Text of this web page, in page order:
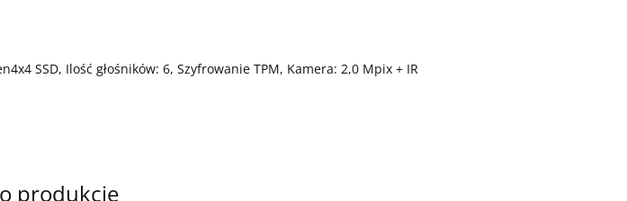
SSD, Ilość głośników: 6, Szyfrowanie TPM, Kamera: 2,0 Mpix + IR
produkcie